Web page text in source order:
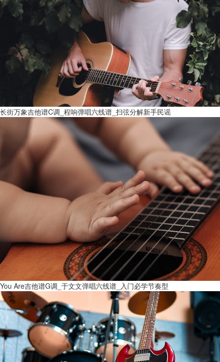
长街万象吉他谱C调_程响弹唱六线谱_扫弦分解新手民谣
You Are吉他谱G调_于文文弹唱六线谱_入门必学节奏型